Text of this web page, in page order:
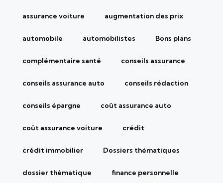
assurance voiture augmentation des prix
automobile automobilistes Bons plans
complémentaire santé conseils assurance
conseils assurance auto conseils rédaction
conseils épargne coût assurance auto
coût assurance voiture crédit
crédit immobilier Dossiers thématiques
dossier thématique finance personnelle